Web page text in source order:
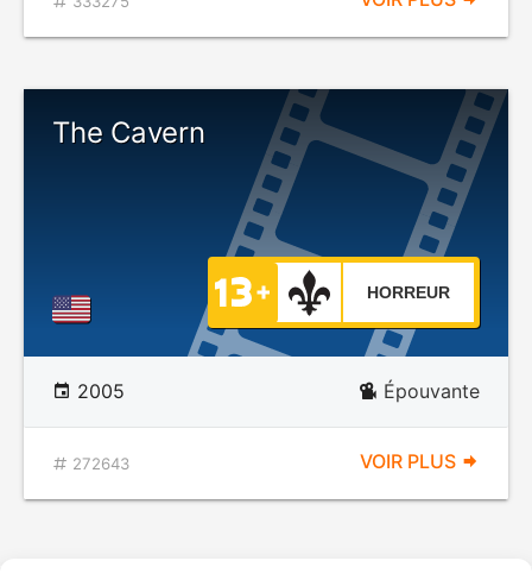
The Cavern
HORREUR
2005 Épouvante
272643 VOIR PLUS